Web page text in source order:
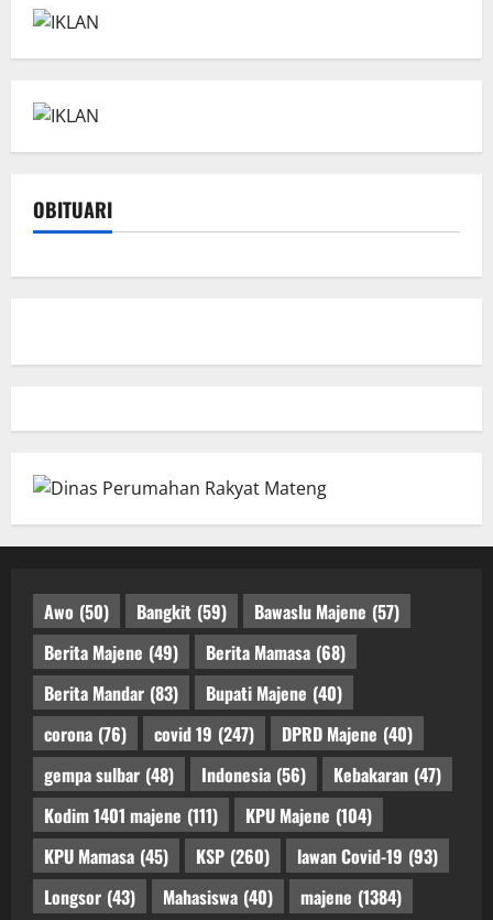
OBITUARI
Awo (50) Bangkit (59) Bawaslu Majene (57)
Berita Majene (49) Berita Mamasa (68)
Berita Mandar (83) Bupati Majene (40)
corona (76) covid 19 (247) DPRD Majene (40)
gempa sulbar (48) Indonesia (56) Kebakaran (47)
Kodim 1401 majene (111) KPU Majene (104)
KPU Mamasa (45) KSP (260) lawan Covid-19 (93)
Longsor (43) Mahasiswa (40) majene (1384)